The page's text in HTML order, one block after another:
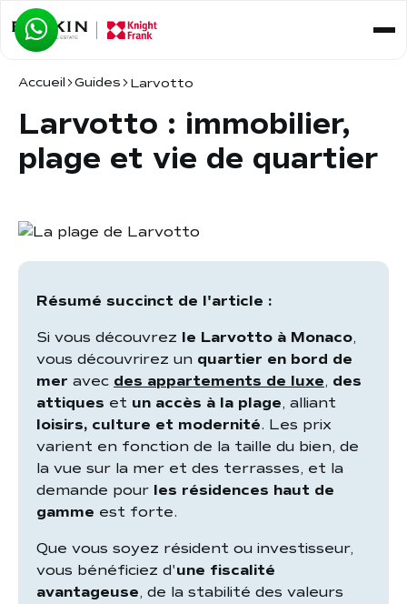
Accueil Guides Larvotto
Larvotto : immobilier,
plage et vie de quartier
Résumé succinct de l'article :
Si vous découvrez le Larvotto à Monaco,
vous découvrirez un quartier en bord de
mer avec des appartements de luxe, des
attiques et un accès à la plage, alliant
loisirs, culture et modernité. Les prix
varient en fonction de la taille du bien, de
la vue sur la mer et des terrasses, et la
demande pour les résidences haut de
gamme est forte.
Que vous soyez résident ou investisseur,
vous bénéficiez d'une fiscalité
avantageuse, de la stabilité des valeurs